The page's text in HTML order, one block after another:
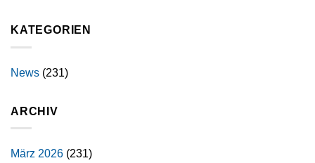
KATEGORIEN
News (231)
ARCHIV
März 2026 (231)